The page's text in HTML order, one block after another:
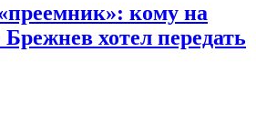
кому на
хотел передать